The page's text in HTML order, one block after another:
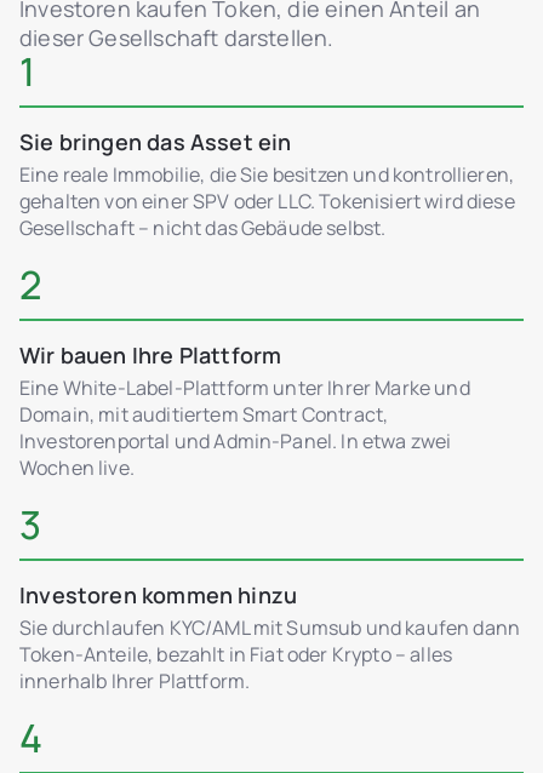
Investoren kaufen Token, die einen Anteil an
dieser Gesellschaft darstellen.
1
Sie bringen das Asset ein
Eine reale Immobilie, die Sie besitzen und kontrollieren,
gehalten von einer SPV oder LLC. Tokenisiert wird diese
Gesellschaft – nicht das Gebäude selbst.
2
Wir bauen Ihre Plattform
Eine White-Label-Plattform unter Ihrer Marke und
Domain, mit auditiertem Smart Contract,
Investorenportal und Admin-Panel. In etwa zwei
Wochen live.
3
Investoren kommen hinzu
Sie durchlaufen KYC/AML mit Sumsub und kaufen dann
Token-Anteile, bezahlt in Fiat oder Krypto – alles
innerhalb Ihrer Plattform.
4